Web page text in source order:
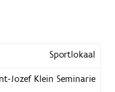
Sportlokaal
Jozef Klein Seminarie